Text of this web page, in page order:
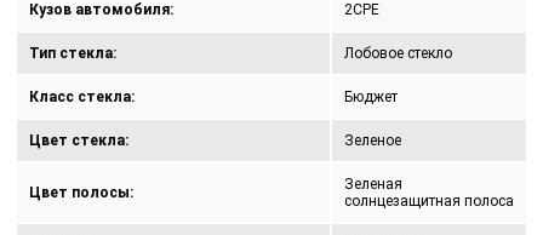
Кузов автомобиля: 2CPE
Тип стекла: Лобовое стекло
Класс стекла: Бюджет
Цвет стекла: Зеленое
Цвет полосы:
Зеленая
солнцезащитная полоса